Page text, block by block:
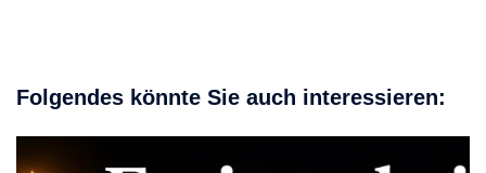
Folgendes könnte Sie auch interessieren: